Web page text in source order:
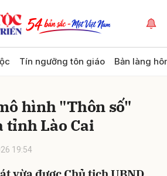
Tín ngưỡng tôn giáo Bản làng
hình "Thôn số"
tỉnh Lào Cai
19:54